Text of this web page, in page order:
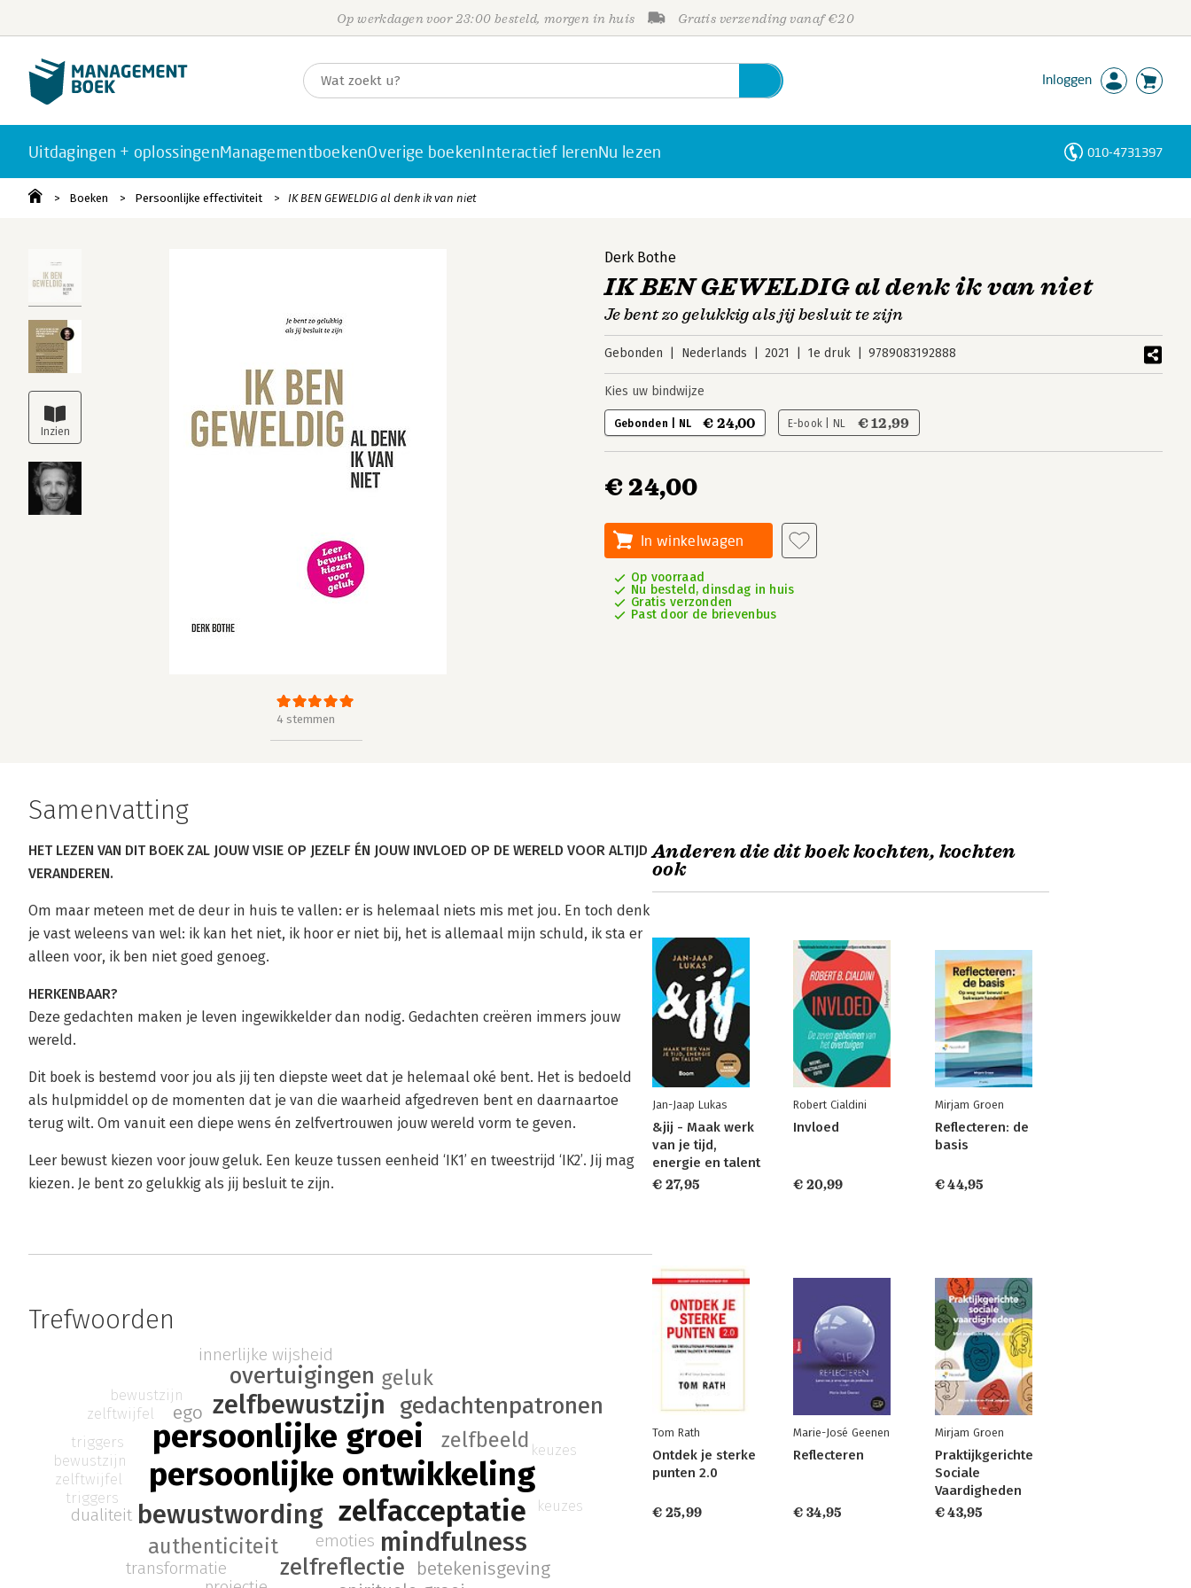
Op werkdagen voor 23:00 besteld, morgen in huis Gratis verzending vanaf €20
Inloggen
Uitdagingen + oplossingenManagementboekenOverige boekenInteractief lerenNu lezen 010-4731397
Boeken Persoonlijke effectiviteit IK BEN GEWELDIG al denk ik van niet
4 stemmen
Derk Bothe
IK BEN GEWELDIG al denk ik van niet
Je bent zo gelukkig als jij besluit te zijn
Gebonden Nederlands 2021 1e druk 9789083192888
Kies uw bindwijze
Gebonden | NL € 24,00 E-book | NL € 12,99
€ 24,00
In winkelwagen
Op voorraad
Nu besteld, dinsdag in huis
Gratis verzonden
Past door de brievenbus
Samenvatting
HET LEZEN VAN DIT BOEK ZAL JOUW VISIE OP JEZELF ÉN JOUW INVLOED OP DE WERELD VOOR ALTIJD
VERANDEREN.
Om maar meteen met de deur in huis te vallen: er is helemaal niets mis met jou. En toch denk
je vast weleens van wel: ik kan het niet, ik hoor er niet bij, het is allemaal mijn schuld, ik sta er
alleen voor, ik ben niet goed genoeg.
HERKENBAAR?
Deze gedachten maken je leven ingewikkelder dan nodig. Gedachten creëren immers jouw
wereld.
Dit boek is bestemd voor jou als jij ten diepste weet dat je helemaal oké bent. Het is bedoeld
als hulpmiddel op de momenten dat je van die waarheid afgedreven bent en daarnaartoe
terug wilt. Om vanuit een diepe wens én zelfvertrouwen jouw wereld vorm te geven.
Leer bewust kiezen voor jouw geluk. Een keuze tussen eenheid ‘IK1’ en tweestrijd ‘IK2’. Jij mag
kiezen. Je bent zo gelukkig als jij besluit te zijn.
Trefwoorden
persoonlijke ontwikkeling
persoonlijke groei
zelfacceptatie
bewustwording
zelfbewustzijn
mindfulness
zelfreflectie
overtuigingen
gedachtenpatronen
zelfbeeld
authenticiteit
geluk
betekenisgeving
ego
transformatie
emoties
dualiteit
innerlijke wijsheid
keuzes
triggers
zelftwijfel
bewustzijn
keuzes
triggers
zelftwijfel
bewustzijn
Anderen die dit boek kochten, kochten
ook
Jan-Jaap Lukas
&jij - Maak werk
van je tijd,
energie en talent
€ 27,95
Robert Cialdini
Invloed
€ 20,99
Mirjam Groen
Reflecteren: de
basis
€ 44,95
Tom Rath
Ontdek je sterke
punten 2.0
€ 25,99
Marie-José Geenen
Reflecteren
€ 34,95
Mirjam Groen
Praktijkgerichte
Sociale
Vaardigheden
€ 43,95
Personen